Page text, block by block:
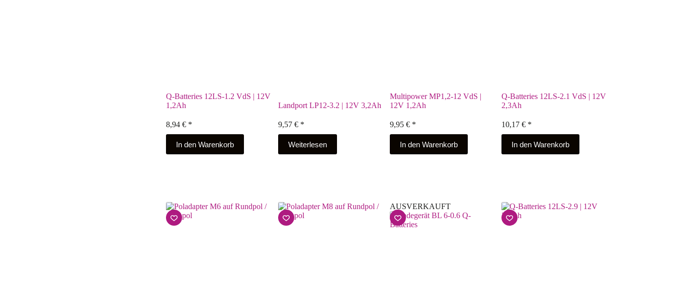
Q-Batteries 12LS-1.2 VdS | 12V
1,2Ah
8,94€ *
In den Warenkorb
Landport LP12-3.2 | 12V 3,2Ah
9,57 €*
Weiterlesen
Multipower MP1,2-12 VdS |
12V 1,2Ah
9,95 €*
In den Warenkorb
Q-Batteries 12LS-2.1 VdS | 12V
2,3Ah
10,17€ *
In den Warenkorb
AUSVERKAUFT